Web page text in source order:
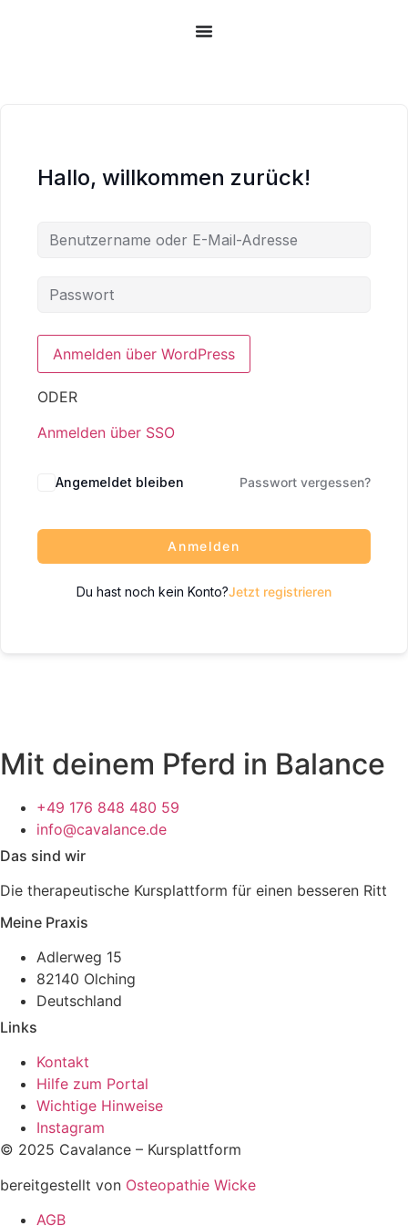
Hallo, willkommen zurück!
ODER
Anmelden über SSO
Angemeldet bleiben Passwort vergessen?
Anmelden
Du hast noch kein Konto?Jetzt registrieren
Mit deinem Pferd in Balance
+49 176 848 480 59
info@cavalance.de
Das sind wir
Die therapeutische Kursplattform für einen besseren Ritt
Meine Praxis
Adlerweg 15
82140 Olching
Deutschland
Links
Kontakt
Hilfe zum Portal
Wichtige Hinweise
Instagram
© 2025 Cavalance – Kursplattform
bereitgestellt von Osteopathie Wicke
AGB